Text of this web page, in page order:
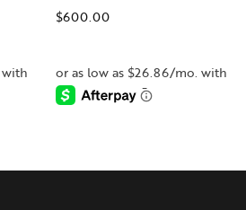
$600.00
-